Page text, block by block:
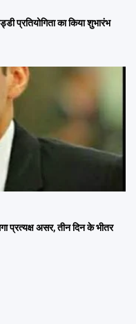
प्रतियोगिता का किया शुभारंभ
प्रत्यक्ष असर, तीन दिन के भीतर